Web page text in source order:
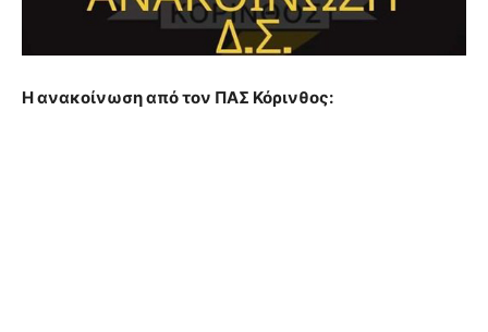
Η ανακοίνωση από τον ΠΑΣ Κόρινθος: